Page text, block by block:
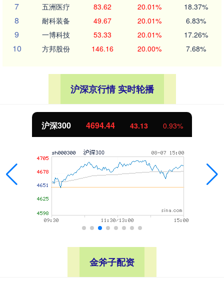
7 五洲医疗 83.62 20.01% 18.37%
8 耐科装备 49.67 20.01% 6.83%
9 一博科技 53.33 20.01% 17.26%
10 方邦股份 146.16 20.00% 7.68%
沪深京行情 实时轮播
沪深300 4694.44 43.13 0.93%
金斧子配资